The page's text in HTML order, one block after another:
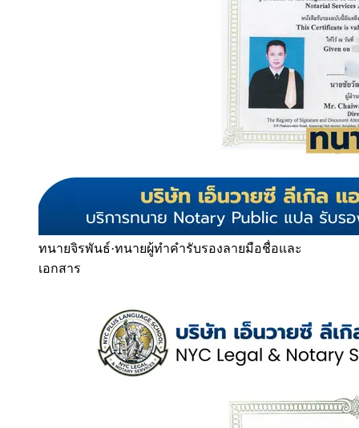
ทนายจิรพันธ์·ทนายผู้ทำคำรับรองลายมือชื่อและ
เอกสาร